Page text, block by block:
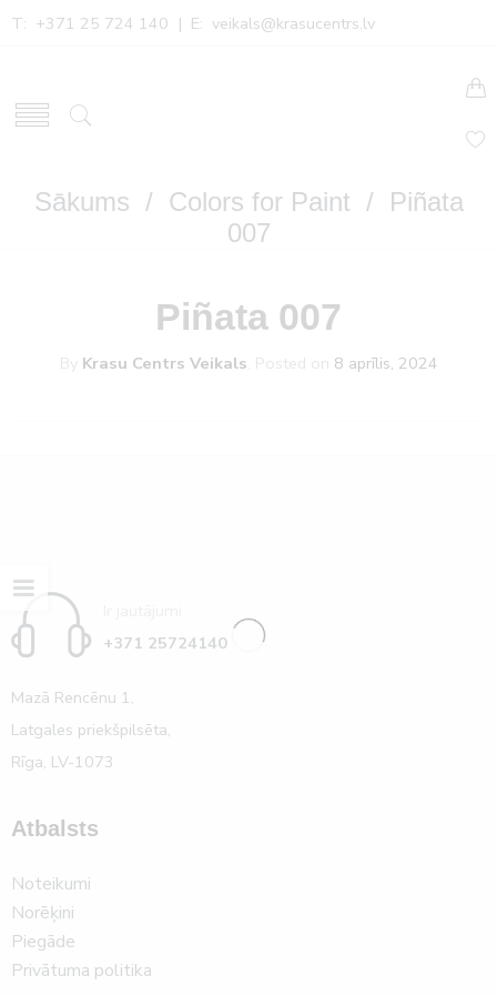
T: +371 25 724 140 | E: veikals@krasucentrs.lv
Sākums / Colors for Paint / Piñata
007
Piñata 007
By Krasu Centrs Veikals Posted on 8 aprīlis, 2024
+371 25724140
Mazā Rencēnu 1,
Latgales priekšpilsēta,
Rīga, LV-1073
Atbalsts
Noteikumi
Norēķini
Piegāde
Privātuma politika